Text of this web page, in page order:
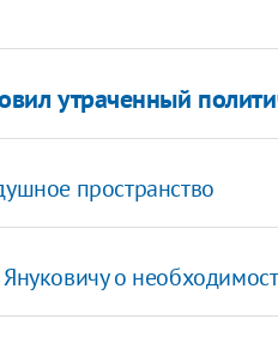
утраченный
пространство
о